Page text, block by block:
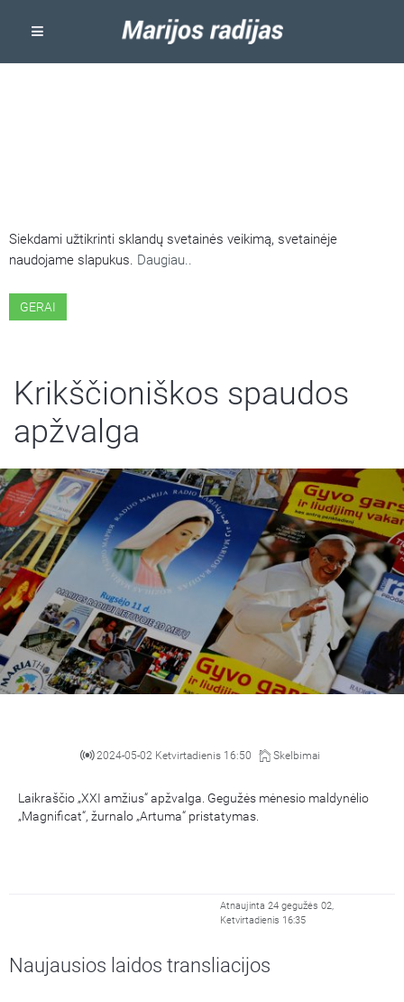
Siekdami užtikrinti sklandų svetainės veikimą, svetainėje
naudojame slapukus. Daugiau..
GERAI
Krikščioniškos spaudos
apžvalga
2024-05-02 Ketvirtadienis 16:50 Skelbimai
Laikraščio „XXI amžius“ apžvalga. Gegužės mėnesio maldynėlio
„Magnificat“, žurnalo „Artuma“ pristatymas.
Atnaujinta 24 gegužės 02,
Ketvirtadienis 16:35
Naujausios laidos transliacijos